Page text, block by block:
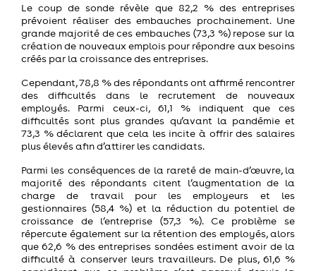
Le coup de sonde révèle que 82,2 % des entreprises
prévoient réaliser des embauches prochainement. Une
grande majorité de ces embauches (73,3 %) repose sur la
création de nouveaux emplois pour répondre aux besoins
créés par la croissance des entreprises.
Cependant, 78,8 % des répondants ont affirmé rencontrer
des difficultés dans le recrutement de nouveaux
employés. Parmi ceux-ci, 61,1 % indiquent que ces
difficultés sont plus grandes qu’avant la pandémie et
73,3 % déclarent que cela les incite à offrir des salaires
plus élevés afin d’attirer les candidats.
Parmi les conséquences de la rareté de main-d’œuvre, la
majorité des répondants citent l’augmentation de la
charge de travail pour les employeurs et les
gestionnaires (58,4 %) et la réduction du potentiel de
croissance de l’entreprise (57,3 %). Ce problème se
répercute également sur la rétention des employés, alors
que 62,6 % des entreprises sondées estiment avoir de la
difficulté à conserver leurs travailleurs. De plus, 61,6 %